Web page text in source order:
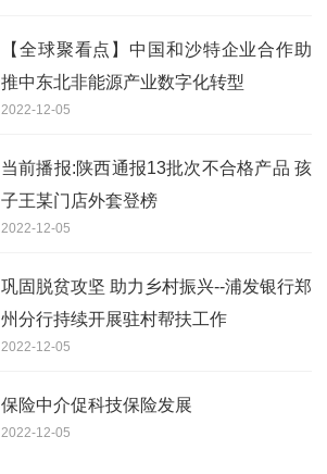
【全球聚看点】中国和沙特企业合作助
推中东北非能源产业数字化转型
2022-12-05
当前播报:陕西通报13批次不合格产品 孩
子王某门店外套登榜
2022-12-05
巩固脱贫攻坚 助力乡村振兴--浦发银行郑
州分行持续开展驻村帮扶工作
2022-12-05
保险中介促科技保险发展
2022-12-05